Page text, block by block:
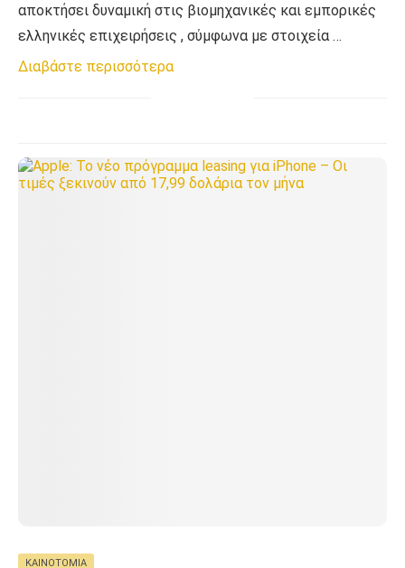
αποκτήσει δυναμική στις βιομηχανικές και εμπορικές
ελληνικές επιχειρήσεις , σύμφωνα με στοιχεία …
Διαβάστε περισσότερα
ΚΑΙΝΟΤΟΜΊΑ